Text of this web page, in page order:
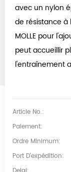
avec un nylon
de résistance à
MOLLE pour
peut accueillir
l'entraînement
Article No.:
Paiement:
Ordre Minimum:
Port D'expédition: